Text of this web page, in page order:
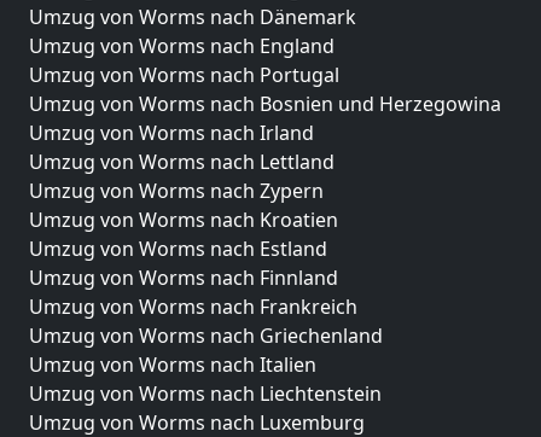
Umzug von Worms nach Dänemark
Umzug von Worms nach England
Umzug von Worms nach Portugal
Umzug von Worms nach Bosnien und Herzegowina
Umzug von Worms nach Irland
Umzug von Worms nach Lettland
Umzug von Worms nach Zypern
Umzug von Worms nach Kroatien
Umzug von Worms nach Estland
Umzug von Worms nach Finnland
Umzug von Worms nach Frankreich
Umzug von Worms nach Griechenland
Umzug von Worms nach Italien
Umzug von Worms nach Liechtenstein
Umzug von Worms nach Luxemburg